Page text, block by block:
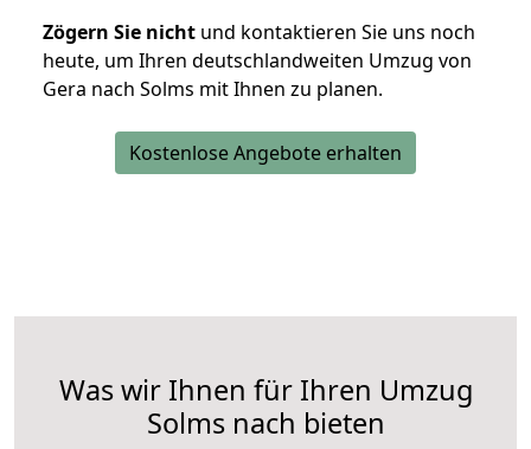
Zögern Sie nicht und kontaktieren Sie uns noch
heute, um Ihren deutschlandweiten Umzug von
Gera nach Solms mit Ihnen zu planen.
Kostenlose Angebote erhalten
Was wir Ihnen für Ihren Umzug
Solms nach bieten